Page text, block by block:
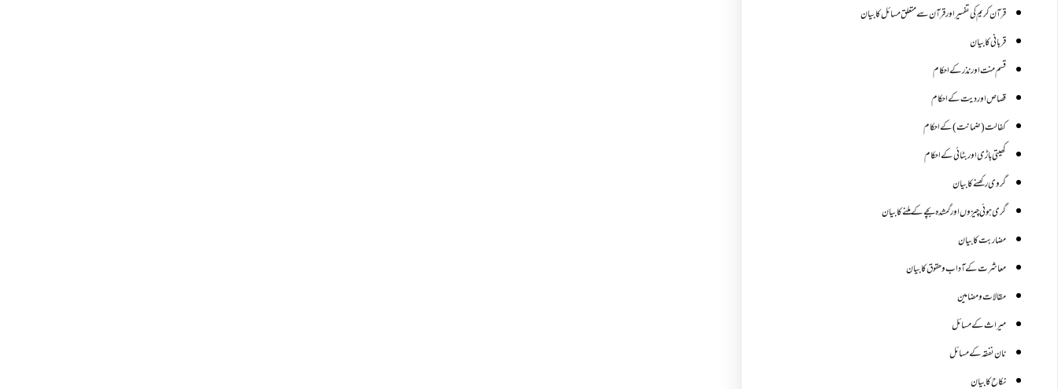
قرآن کریم کی تفسیر اور قرآن سے متعلق مسائل کا بیان
قربانی کا بیان
قسم منت اور نذر کے احکام
قصاص اور دیت کے احکام
کفالت (ضمانت) کے احکام
کھیتی باڑی اور بٹائی کے احکام
گروی رکھنے کا بیان
گری ہوئی چیزوں اورگمشدہ بچے کے ملنے کا بیان
مضاربت کا بیان
معاشرت کے آداب و حقوق کا بیان
مقالات ومضامین
میراث کے مسائل
نان نفقہ کے مسائل
نکاح کا بیان